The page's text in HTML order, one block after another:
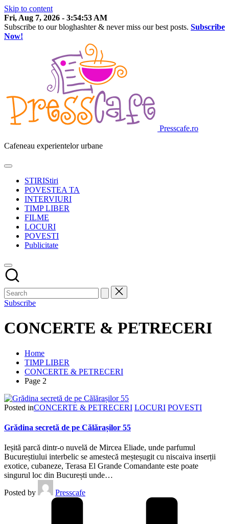
Skip to content
Fri, Aug 7, 2026 - 3:54:54 AM
Subscribe to our bloghashter & never miss our best posts. Subscribe
Now!
Presscafe.ro
Cafeneau experientelor urbane
STIRIStiri
POVESTEA TA
INTERVIURI
TIMP LIBER
FILME
LOCURI
POVESTI
Publicitate
Subscribe
CONCERTE & PETRECERI
Home
TIMP LIBER
CONCERTE & PETRECERI
Page 2
Posted inCONCERTE & PETRECERI LOCURI POVESTI
Grădina secretă de pe Călărașilor 55
Ieșită parcă dintr-o nuvelă de Mircea Eliade, unde parfumul
Bucureștiului interbelic se amestecă meșteșugit cu niscaiva inserții
exotice, cubaneze, Terasa El Grande Comandante este poate
singurul loc din București unde…
Posted by
Presscafe